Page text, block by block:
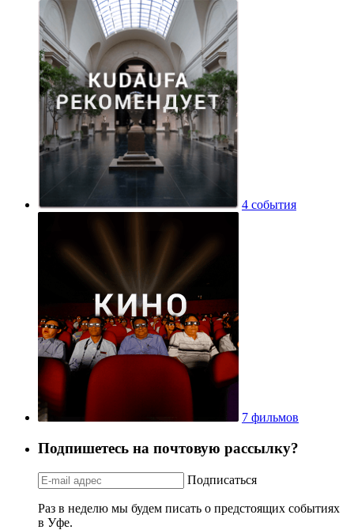
4 события
7 фильмов
Подпишетесь на почтовую рассылку?
Подписаться
Раз в неделю мы будем писать о предстоящих событиях
в Уфе.